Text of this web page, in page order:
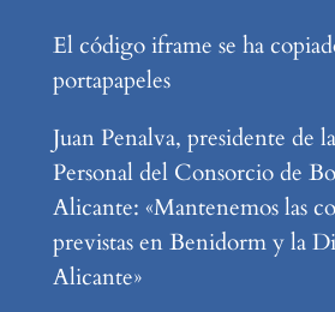
El código iframe se ha
portapapeles
Juan Penalva, presidente de
Personal del Consorcio de
Alicante: «Mantenemos las
previstas en Benidorm y la
Alicante»